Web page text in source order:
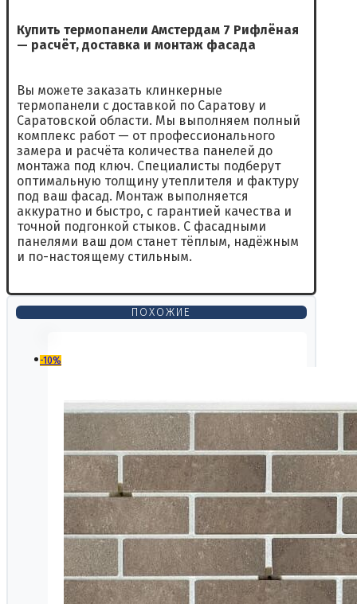
Купить термопанели Амстердам 7 Рифлёная
— расчёт, доставка и монтаж фасада
Вы можете заказать клинкерные
термопанели с доставкой по Саратову и
Саратовской области. Мы выполняем полный
комплекс работ — от профессионального
замера и расчёта количества панелей до
монтажа под ключ. Специалисты подберут
оптимальную толщину утеплителя и фактуру
под ваш фасад. Монтаж выполняется
аккуратно и быстро, с гарантией качества и
точной подгонкой стыков. С фасадными
панелями ваш дом станет тёплым, надёжным
и по-настоящему стильным.
ПОХОЖИЕ
-10%